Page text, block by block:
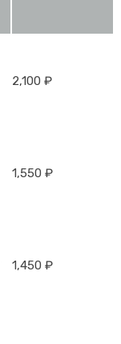
2,100 ₽
1,550 ₽
1,450 ₽